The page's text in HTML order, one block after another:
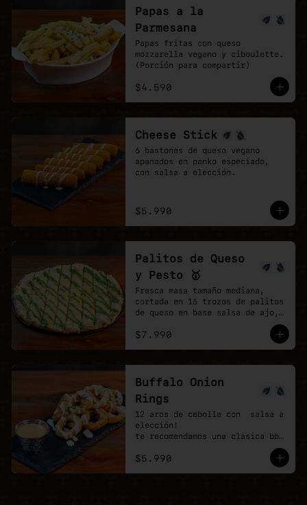
Papas a la
Parmesana
Papas fritas con queso
mozzarella vegano y ciboulette.
(Porción para compartir)
$4.590
Cheese Stick
6 bastones de queso vegano
apanados en panko especiado,
con salsa a elección.
$5.990
Palitos de Queso
y Pesto 🥇
Fresca masa tamaño mediana,
cortada en 16 trozos de palitos
de queso en base salsa de ajo,
con un shot de salsa pesto.
$7.990
Buffalo Onion
Rings
12 aros de cebolla con  salsa a
elección!
te recomendamos una clasica bbq
y agregar una buffalo picante!
$5.990